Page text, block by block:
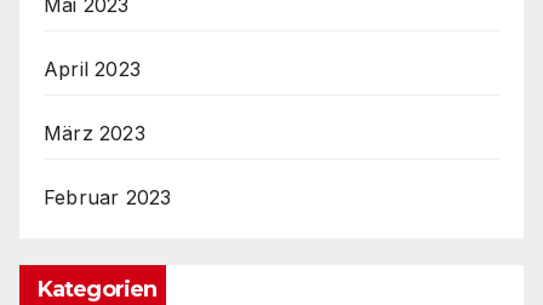
Mai 2023
April 2023
März 2023
Februar 2023
Kategorien